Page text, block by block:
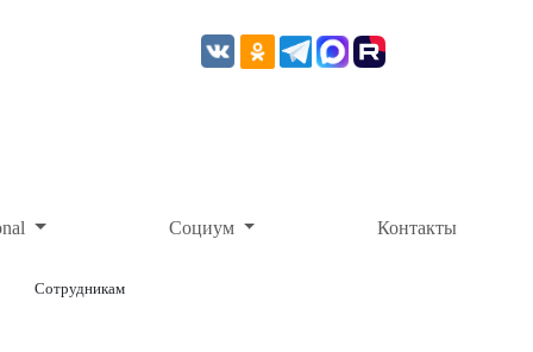
Социум Контакты
Сотрудникам